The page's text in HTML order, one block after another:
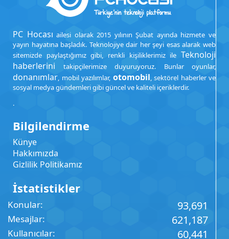
PC Hocası ailesi olarak 2015 yılının Şubat ayında hizmete ve
yayın hayatına başladık. Teknolojiye dair her şeyi esas alarak web
sitemizde paylaştığımız gibi, renkli kişiliklerimiz ile Teknoloji
haberlerini takipçilerimize duyuruyoruz. Bunlar oyunlar,
donanımlar, mobil yazılımlar, otomobil, sektörel haberler ve
sosyal medya gündemleri gibi güncel ve kaliteli içeriklerdir.
.
Bilgilendirme
Künye
Hakkımızda
Gizlilik Politikamız
İstatistikler
Konular 93,691
Mesajlar 621,187
Kullanıcılar 60,441